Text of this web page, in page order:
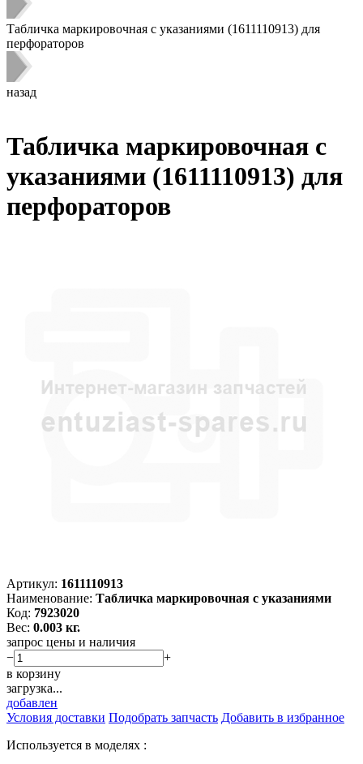
Табличка маркировочная с указаниями (1611110913) для
перфораторов
назад
Табличка маркировочная с
указаниями (1611110913) для
перфораторов
Артикул: 1611110913
Наименование: Табличка маркировочная с указаниями
Код: 7923020
Вес: 0.003 кг.
запрос цены и наличия
−
+
в корзину
загрузка...
добавлен
Условия доставки Подобрать запчасть Добавить в избранное
Используется в моделях :